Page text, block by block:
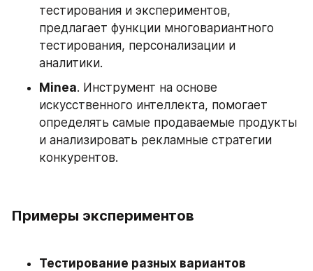
тестирования и экспериментов,
предлагает функции многовариантного
тестирования, персонализации и
аналитики.
Minea. Инструмент на основе
искусственного интеллекта, помогает
определять самые продаваемые продукты
и анализировать рекламные стратегии
конкурентов.
Примеры экспериментов
Тестирование разных вариантов